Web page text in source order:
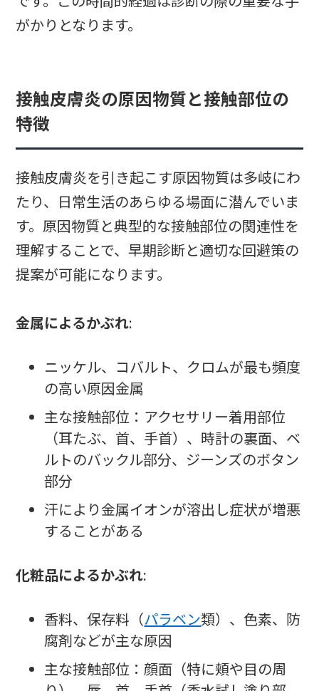
がかりとなります。
接触皮膚炎の原因物質と接触部位の
特徴
接触皮膚炎を引き起こす原因物質は多岐にわ
たり、日常生活のあらゆる場面に潜んでいま
す。原因物質と典型的な接触部位の関連性を
理解することで、早期診断と適切な回避策の
提案が可能になります。
金属によるかぶれ:
ニッケル、コバルト、クロムが最も頻度
の高い原因金属
主な接触部位：アクセサリー着用部位
（耳たぶ、首、手首）、時計の裏面、ベ
ルトのバックル部分、ジーンズのボタン
部分
汗により金属イオンが溶出し症状が増悪
することがある
化粧品によるかぶれ:
香料、保存料（パラベン類）、色素、防
腐剤などが主な原因
主な接触部位：顔面（特に頬や目の周